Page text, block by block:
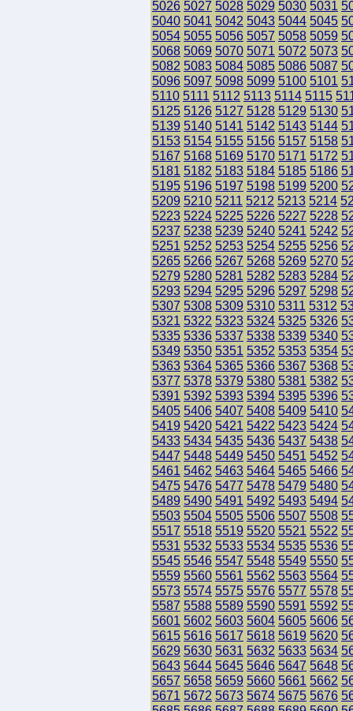
5026 5027 5028 5029 5030 5031
5040 5041 5042 5043 5044 5045
5054 5055 5056 5057 5058 5059
5068 5069 5070 5071 5072 5073
5082 5083 5084 5085 5086 5087
5096 5097 5098 5099 5100 5101
5110 5111 5112 5113 5114 5115
5125 5126 5127 5128 5129 5130
5139 5140 5141 5142 5143 5144
5153 5154 5155 5156 5157 5158
5167 5168 5169 5170 5171 5172
5181 5182 5183 5184 5185 5186
5195 5196 5197 5198 5199 5200
5209 5210 5211 5212 5213 5214
5223 5224 5225 5226 5227 5228
5237 5238 5239 5240 5241 5242
5251 5252 5253 5254 5255 5256
5265 5266 5267 5268 5269 5270
5279 5280 5281 5282 5283 5284
5293 5294 5295 5296 5297 5298
5307 5308 5309 5310 5311 5312
5321 5322 5323 5324 5325 5326
5335 5336 5337 5338 5339 5340
5349 5350 5351 5352 5353 5354
5363 5364 5365 5366 5367 5368
5377 5378 5379 5380 5381 5382
5391 5392 5393 5394 5395 5396
5405 5406 5407 5408 5409 5410
5419 5420 5421 5422 5423 5424
5433 5434 5435 5436 5437 5438
5447 5448 5449 5450 5451 5452
5461 5462 5463 5464 5465 5466
5475 5476 5477 5478 5479 5480
5489 5490 5491 5492 5493 5494
5503 5504 5505 5506 5507 5508
5517 5518 5519 5520 5521 5522
5531 5532 5533 5534 5535 5536
5545 5546 5547 5548 5549 5550
5559 5560 5561 5562 5563 5564
5573 5574 5575 5576 5577 5578
5587 5588 5589 5590 5591 5592
5601 5602 5603 5604 5605 5606
5615 5616 5617 5618 5619 5620
5629 5630 5631 5632 5633 5634
5643 5644 5645 5646 5647 5648
5657 5658 5659 5660 5661 5662
5671 5672 5673 5674 5675 5676